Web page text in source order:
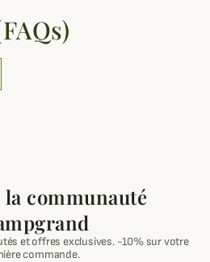
la communauté
et offres exclusives. -10% sur votre
commande.